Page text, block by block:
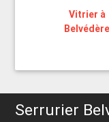
Vitrier à
Belvédère
Serrurier